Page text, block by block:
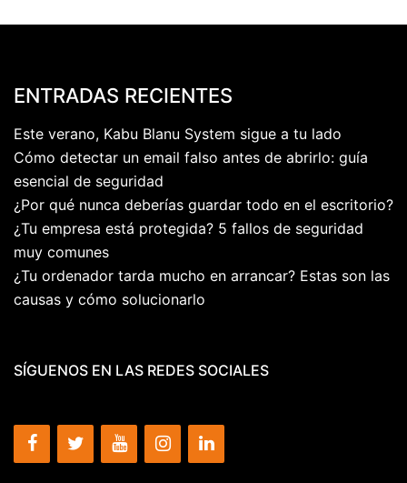
ENTRADAS RECIENTES
Este verano, Kabu Blanu System sigue a tu lado
Cómo detectar un email falso antes de abrirlo: guía
esencial de seguridad
¿Por qué nunca deberías guardar todo en el escritorio?
¿Tu empresa está protegida? 5 fallos de seguridad
muy comunes
¿Tu ordenador tarda mucho en arrancar? Estas son las
causas y cómo solucionarlo
SÍGUENOS EN LAS REDES SOCIALES